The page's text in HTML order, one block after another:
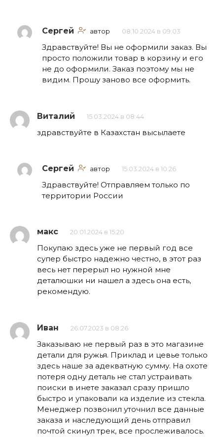
Сергей автор 08.10.2024 в 09:03
Здравствуйте! Вы не оформили заказ. Вы
просто положили товар в корзину и его
не до оформили. Заказ поэтому мы не
видим. Прошу заново все оформить.
Виталий 15.03.2024 в 08:44
здравствуйте в Казахстан высылаете
Сергей автор 15.03.2024 в 10:26
Здравствуйте! Отправляем только по
территории России
макс 20.01.2024 в 15:20
Покупаю здесь уже не первый год все
супер быстро надежно честно, в этот раз
весь нет перерыл но нужной мне
деталюшки ни нашел а здесь она есть,
рекомендую.
Иван 26.07.2023 в 08:26
Заказываю не первый раз в это магазине
детали для ружья. Приклад и цевье только
здесь наше за адекватную сумму. На охоте
потеря одну деталь не стал устраивать
поиски в инете заказал сразу пришло
быстро и упаковали ка изделие из стекла.
Менеджер позвонил уточнил все данные
заказа и наследующий день отправил
почтой скинул трек, все прослеживалось.